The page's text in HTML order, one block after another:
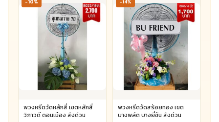
-10%
พวงหรีดวัดหลักสี่ เขตหลักสี่
วิภาวดี ดอนเมือง ส่งด่วน
-14%
พวงหรีดวัดสร้อยทอง เขต
บางพลัด บางยี่ขัน ส่งด่วน